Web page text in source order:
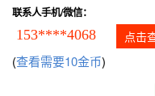
联系人手机/微信：
153****4068 点击
(查看需要10金币)